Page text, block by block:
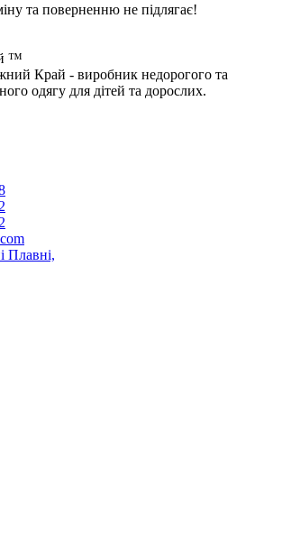
та поверненню не підлягає!
™
Край - виробник недорогого та
одягу для дітей та дорослих.
Плавні,